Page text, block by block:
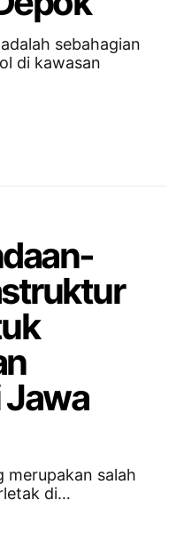
sebahagian
di kawasan
merupakan salah
di…